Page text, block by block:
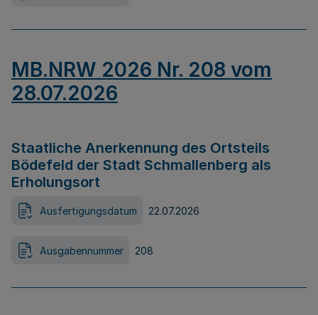
MB.NRW 2026 Nr. 208 vom
28.07.2026
Staatliche Anerkennung des Ortsteils
Bödefeld der Stadt Schmallenberg als
Erholungsort
Ausfertigungsdatum 22.07.2026
Ausgabennummer 208